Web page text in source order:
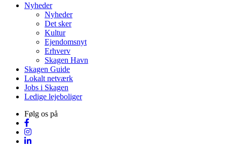
Nyheder
Nyheder
Det sker
Kultur
Ejendomsnyt
Erhverv
Skagen Havn
Skagen Guide
Lokalt netværk
Jobs i Skagen
Ledige lejeboliger
Følg os på